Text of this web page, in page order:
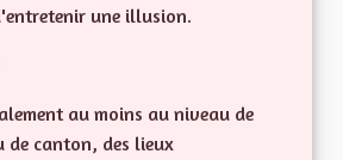
une illusion.
au moins au niveau de
de canton, des lieux